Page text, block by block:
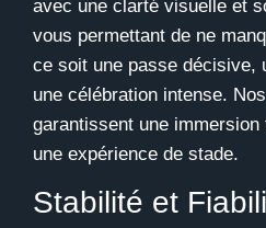
avec une clarté visuelle et
vous permettant de ne
ce soit une passe décisive,
une célébration intense.
garantissent une
une expérience de stade.
Stabilité et